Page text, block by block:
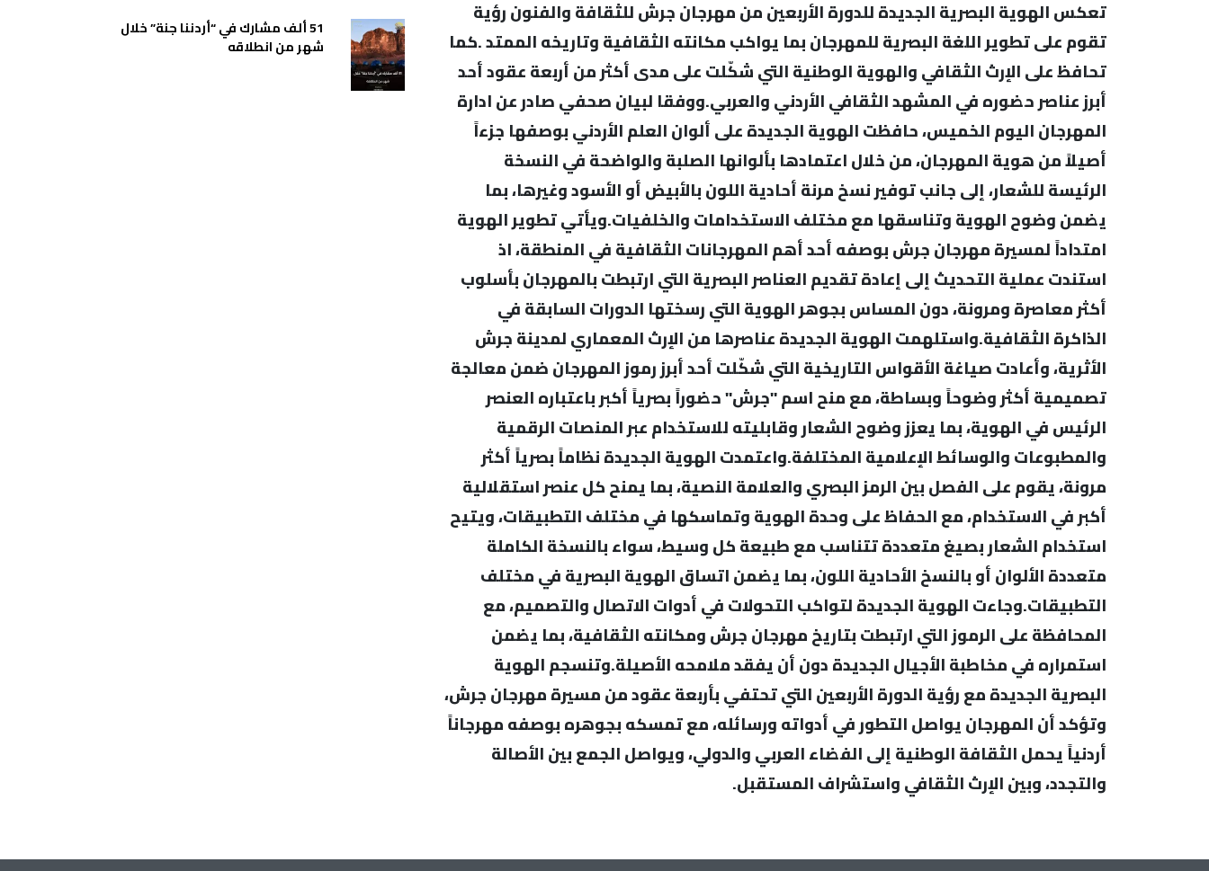
تعكس الهوية البصرية الجديدة للدورة الأربعين من مهرجان جرش للثقافة والفنون رؤية
تقوم على تطوير اللغة البصرية للمهرجان بما يواكب مكانته الثقافية وتاريخه الممتد .كما
تحافظ على الإرث الثقافي والهوية الوطنية التي شكّلت على مدى أكثر من أربعة عقود أحد
أبرز عناصر حضوره في المشهد الثقافي الأردني والعربي.ووفقا لبيان صحفي صادر عن ادارة
المهرجان اليوم الخميس، حافظت الهوية الجديدة على ألوان العلم الأردني بوصفها جزءاً
أصيلاً من هوية المهرجان، من خلال اعتمادها بألوانها الصلبة والواضحة في النسخة
الرئيسة للشعار، إلى جانب توفير نسخ مرنة أحادية اللون بالأبيض أو الأسود وغيرها، بما
يضمن وضوح الهوية وتناسقها مع مختلف الاستخدامات والخلفيات.ويأتي تطوير الهوية
امتداداً لمسيرة مهرجان جرش بوصفه أحد أهم المهرجانات الثقافية في المنطقة، اذ
استندت عملية التحديث إلى إعادة تقديم العناصر البصرية التي ارتبطت بالمهرجان بأسلوب
أكثر معاصرة ومرونة، دون المساس بجوهر الهوية التي رسختها الدورات السابقة في
الذاكرة الثقافية.واستلهمت الهوية الجديدة عناصرها من الإرث المعماري لمدينة جرش
الأثرية، وأعادت صياغة الأقواس التاريخية التي شكّلت أحد أبرز رموز المهرجان ضمن معالجة
تصميمية أكثر وضوحاً وبساطة، مع منح اسم "جرش" حضوراً بصرياً أكبر باعتباره العنصر
الرئيس في الهوية، بما يعزز وضوح الشعار وقابليته للاستخدام عبر المنصات الرقمية
والمطبوعات والوسائط الإعلامية المختلفة.واعتمدت الهوية الجديدة نظاماً بصرياً أكثر
مرونة، يقوم على الفصل بين الرمز البصري والعلامة النصية، بما يمنح كل عنصر استقلالية
أكبر في الاستخدام، مع الحفاظ على وحدة الهوية وتماسكها في مختلف التطبيقات، ويتيح
استخدام الشعار بصيغ متعددة تتناسب مع طبيعة كل وسيط، سواء بالنسخة الكاملة
متعددة الألوان أو بالنسخ الأحادية اللون، بما يضمن اتساق الهوية البصرية في مختلف
التطبيقات.وجاءت الهوية الجديدة لتواكب التحولات في أدوات الاتصال والتصميم، مع
المحافظة على الرموز التي ارتبطت بتاريخ مهرجان جرش ومكانته الثقافية، بما يضمن
استمراره في مخاطبة الأجيال الجديدة دون أن يفقد ملامحه الأصيلة.وتنسجم الهوية
البصرية الجديدة مع رؤية الدورة الأربعين التي تحتفي بأربعة عقود من مسيرة مهرجان جرش،
وتؤكد أن المهرجان يواصل التطور في أدواته ورسائله، مع تمسكه بجوهره بوصفه مهرجاناً
أردنياً يحمل الثقافة الوطنية إلى الفضاء العربي والدولي، ويواصل الجمع بين الأصالة
والتجدد، وبين الإرث الثقافي واستشراف المستقبل.
51 ألف مشارك في “أردننا جنة” خلال
شهر من انطلاقه